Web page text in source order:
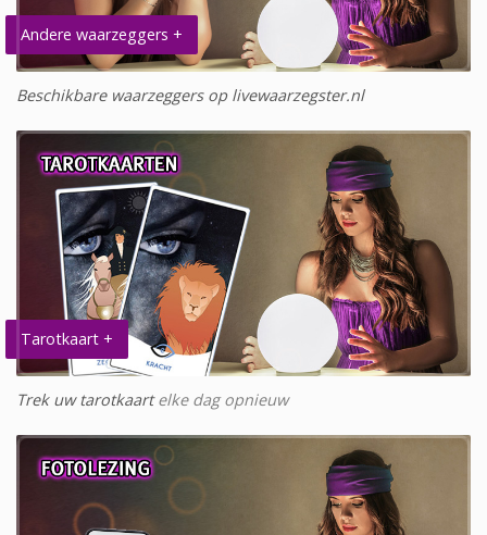
Andere waarzeggers +
Beschikbare waarzeggers op livewaarzegster.nl
Tarotkaart +
Trek uw tarotkaartelke dag opnieuw